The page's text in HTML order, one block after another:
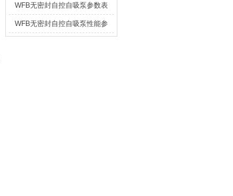
书
WFB无密封自控自吸泵参数表
WFB无密封自控自吸泵性能参